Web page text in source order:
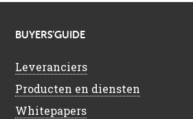
BUYERS’GUIDE
Leveranciers
Producten en diensten
Whitepapers